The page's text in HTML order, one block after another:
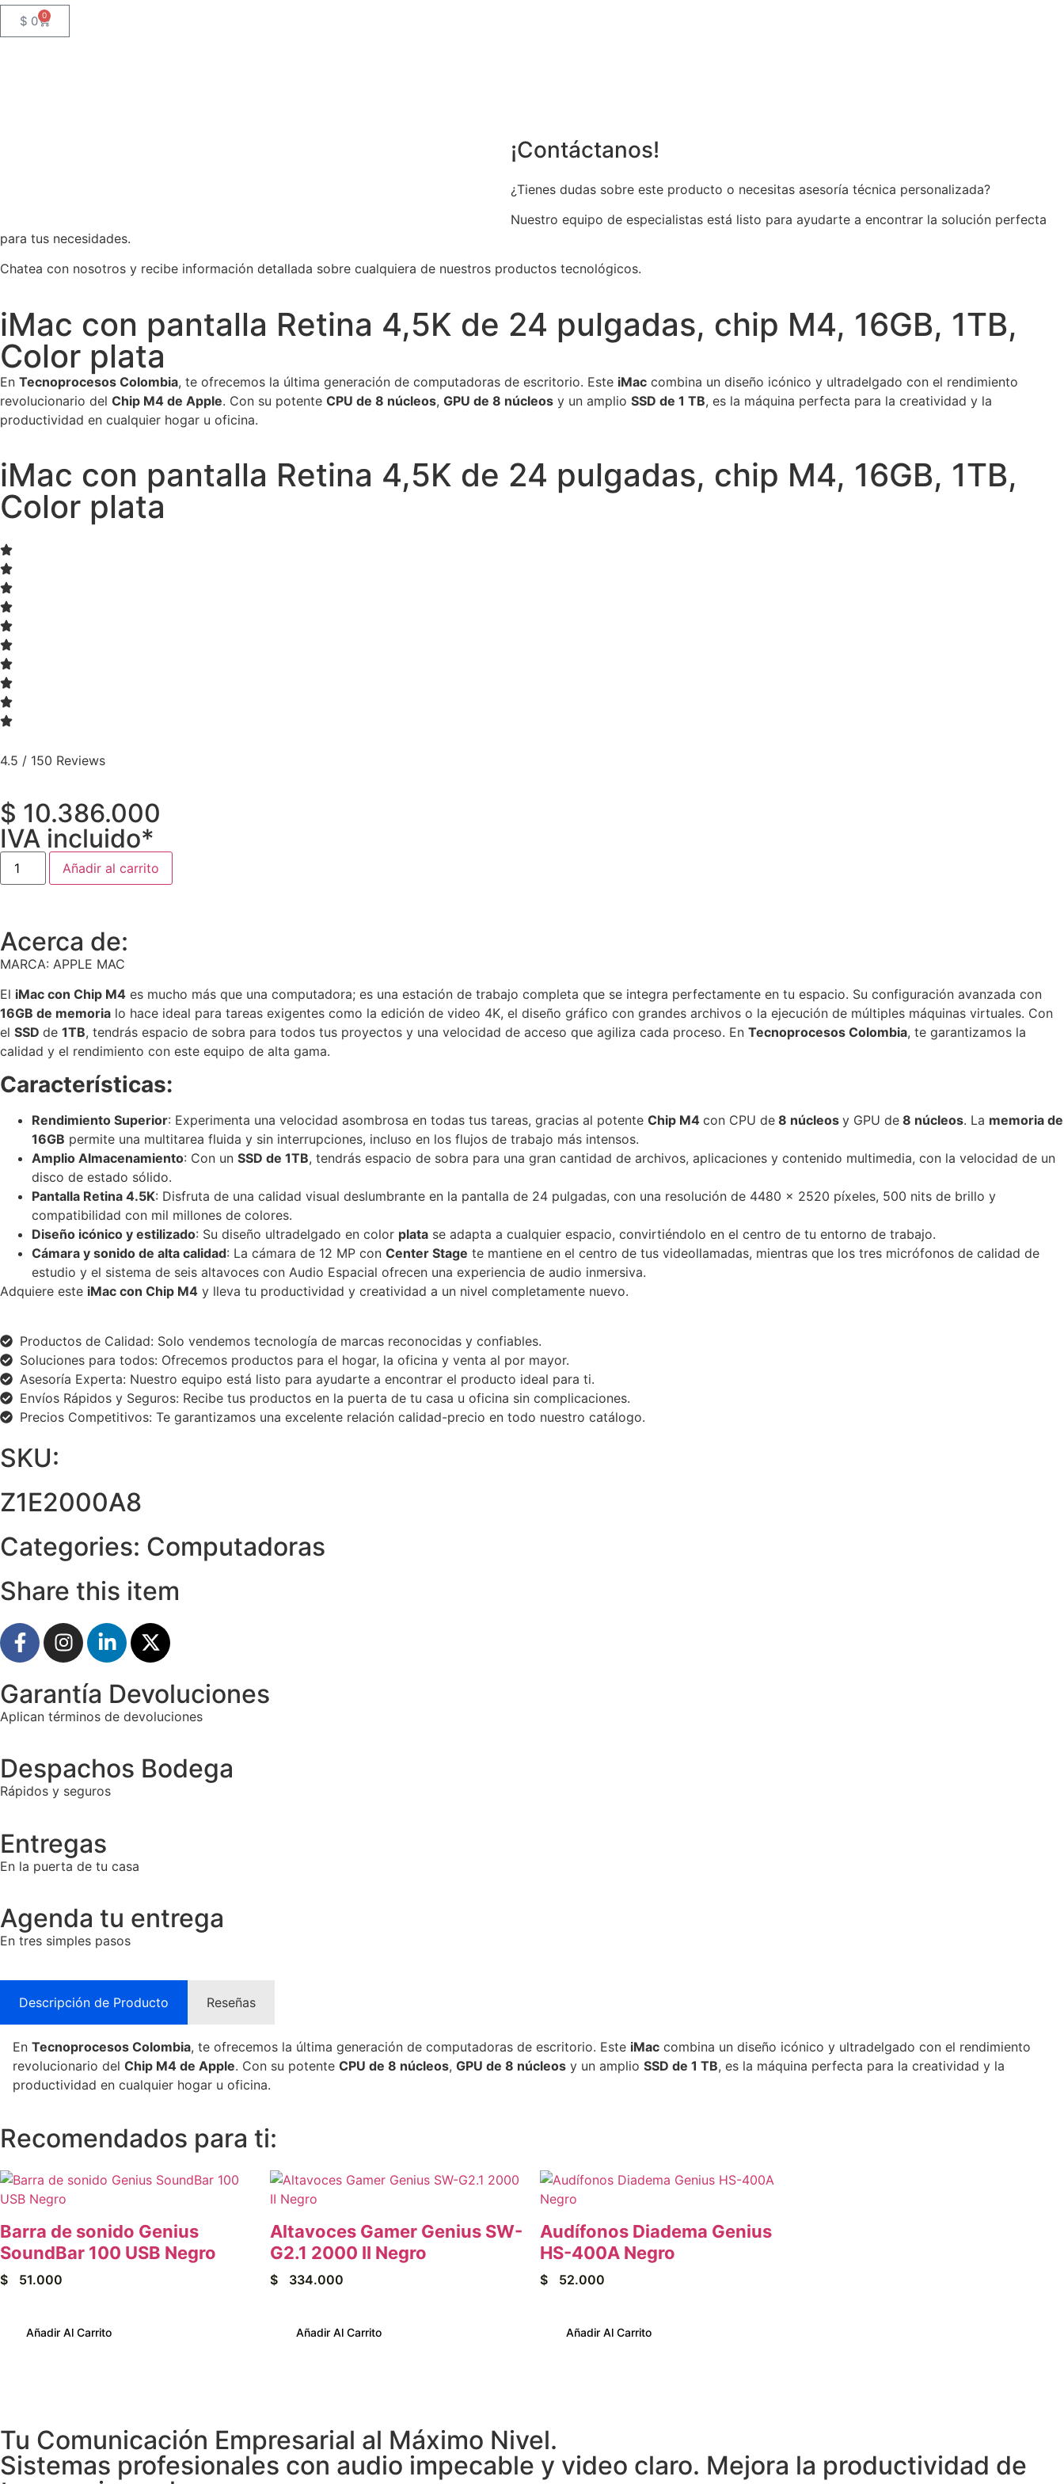
$ 0 0
¡Contáctanos!
¿Tienes dudas sobre este producto o necesitas asesoría técnica personalizada?
Nuestro equipo de especialistas está listo para ayudarte a encontrar la solución perfecta
para tus necesidades.
Chatea con nosotros y recibe información detallada sobre cualquiera de nuestros productos tecnológicos.
iMac con pantalla Retina 4,5K de 24 pulgadas, chip M4, 16GB, 1TB,
Color plata
En Tecnoprocesos Colombia, te ofrecemos la última generación de computadoras de escritorio. Este iMac combina un diseño icónico y ultradelgado con el rendimiento
revolucionario del Chip M4 de Apple. Con su potente CPU de 8 núcleos, GPU de 8 núcleos y un amplio SSD de 1 TB, es la máquina perfecta para la creatividad y la
productividad en cualquier hogar u oficina.
iMac con pantalla Retina 4,5K de 24 pulgadas, chip M4, 16GB, 1TB,
Color plata
4.5 / 150 Reviews
$ 10.386.000
IVA incluido*
Añadir al carrito
Acerca de:
MARCA: APPLE MAC
El iMac con Chip M4 es mucho más que una computadora; es una estación de trabajo completa que se integra perfectamente en tu espacio. Su configuración avanzada con
16GB de memoria lo hace ideal para tareas exigentes como la edición de video 4K, el diseño gráfico con grandes archivos o la ejecución de múltiples máquinas virtuales. Con
el SSD de 1TB, tendrás espacio de sobra para todos tus proyectos y una velocidad de acceso que agiliza cada proceso. En Tecnoprocesos Colombia, te garantizamos la
calidad y el rendimiento con este equipo de alta gama.
Características:
Rendimiento Superior: Experimenta una velocidad asombrosa en todas tus tareas, gracias al potente Chip M4 con CPU de 8 núcleos y GPU de 8 núcleos. La memoria de
16GB permite una multitarea fluida y sin interrupciones, incluso en los flujos de trabajo más intensos.
Amplio Almacenamiento: Con un SSD de 1TB, tendrás espacio de sobra para una gran cantidad de archivos, aplicaciones y contenido multimedia, con la velocidad de un
disco de estado sólido.
Pantalla Retina 4.5K: Disfruta de una calidad visual deslumbrante en la pantalla de 24 pulgadas, con una resolución de 4480 x 2520 píxeles, 500 nits de brillo y
compatibilidad con mil millones de colores.
Diseño icónico y estilizado: Su diseño ultradelgado en color plata se adapta a cualquier espacio, convirtiéndolo en el centro de tu entorno de trabajo.
Cámara y sonido de alta calidad: La cámara de 12 MP con Center Stage te mantiene en el centro de tus videollamadas, mientras que los tres micrófonos de calidad de
estudio y el sistema de seis altavoces con Audio Espacial ofrecen una experiencia de audio inmersiva.
Adquiere este iMac con Chip M4 y lleva tu productividad y creatividad a un nivel completamente nuevo.
Productos de Calidad: Solo vendemos tecnología de marcas reconocidas y confiables.
Soluciones para todos: Ofrecemos productos para el hogar, la oficina y venta al por mayor.
Asesoría Experta: Nuestro equipo está listo para ayudarte a encontrar el producto ideal para ti.
Envíos Rápidos y Seguros: Recibe tus productos en la puerta de tu casa u oficina sin complicaciones.
Precios Competitivos: Te garantizamos una excelente relación calidad-precio en todo nuestro catálogo.
SKU:
Z1E2000A8
Categories: Computadoras
Share this item
Garantía Devoluciones
Aplican términos de devoluciones
Despachos Bodega
Rápidos y seguros
Entregas
En la puerta de tu casa
Agenda tu entrega
En tres simples pasos
Descripción de Producto Reseñas
En Tecnoprocesos Colombia, te ofrecemos la última generación de computadoras de escritorio. Este iMac combina un diseño icónico y ultradelgado con el rendimiento
revolucionario del Chip M4 de Apple. Con su potente CPU de 8 núcleos, GPU de 8 núcleos y un amplio SSD de 1 TB, es la máquina perfecta para la creatividad y la
productividad en cualquier hogar u oficina.
Recomendados para ti:
Barra de sonido Genius
SoundBar 100 USB Negro
$ 51.000
Añadir Al Carrito
Altavoces Gamer Genius SW-
G2.1 2000 II Negro
$ 334.000
Añadir Al Carrito
Audífonos Diadema Genius
HS-400A Negro
$ 52.000
Añadir Al Carrito
Tu Comunicación Empresarial al Máximo Nivel.
Sistemas profesionales con audio impecable y video claro. Mejora la productividad de